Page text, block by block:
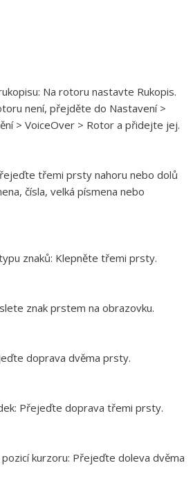
Na rotoru nastavte Rukopis.
není, přejděte do Nastavení >
> VoiceOver > Rotor a přidejte jej.
třemi prsty nahoru nebo dolů
čísla, velká písmena nebo
znaků: Klepněte třemi prsty.
znak prstem na obrazovku.
doprava dvěma prsty.
Přejeďte doprava třemi prsty.
kurzoru: Přejeďte doleva dvěma